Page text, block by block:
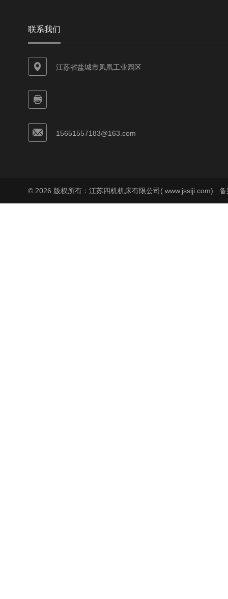
联系我们
江苏省盐城市凤凰工业园区
15651557183@163.com
© 2026 版权所有：江苏四机机床有限公司( www.jssiji.com) 备